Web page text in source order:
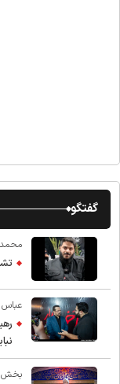
گفتگو
محمد
عباس
بخش